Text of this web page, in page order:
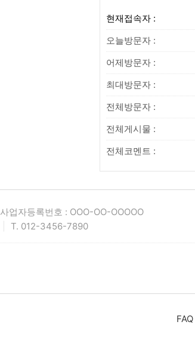
현재접속자 :
오늘방문자 :
어제방문자 :
최대방문자 :
전체방문자 :
전체게시물 :
전체코멘트 :
사업자등록번호 : OOO-OO-OOOOO
T. 012-3456-7890
FAQ